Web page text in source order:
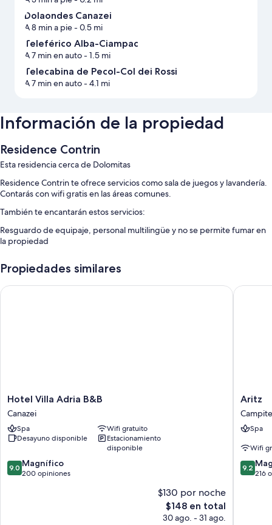
Dolaondes Canazei
A 8 min a pie- 0.5 mi
Teleférico Alba-Ciampac
A 7 min en auto- 1.5 mi
Telecabina de Pecol-Col dei Rossi
A 7 min en auto- 4.1 mi
Información de la propiedad
Residence Contrin
Esta residencia cerca de Dolomitas
Residence Contrin te ofrece servicios como sala de juegos y lavandería.
Contarás con wifi gratis en las áreas comunes.
También te encantarán estos servicios:
Resguardo de equipaje, personal multilingüe y no se permite fumar en
la propiedad
Propiedades similares
Hotel
Villa
Adria
B&B
Canazei
Hotel Villa Adria B&B
Canazei
Spa
Wifi gratuito
Desayuno disponible
Estacionamiento
disponible
9.0
de
9.0 Magnífico
200 opiniones
$130 por noche
El
precio
$148 en total
30 ago. - 31 ago.
Hotel Villa Adria B&B
Aritz
di
Fassa
Aritz
Spa
Wifi
9.2
de
9.2
216
Aritz